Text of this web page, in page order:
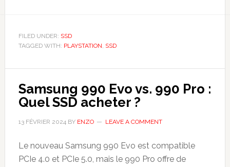
pour
PS5
FILED UNDER: SSD
TAGGED WITH: PLAYSTATION, SSD
Samsung 990 Evo vs. 990 Pro :
Quel SSD acheter ?
13 FÉVRIER 2024BY ENZO LEAVE A COMMENT
Le nouveau Samsung 990 Evo est compatible
PCIe 4.0 et PCIe 5.0, mais le 990 Pro offre de